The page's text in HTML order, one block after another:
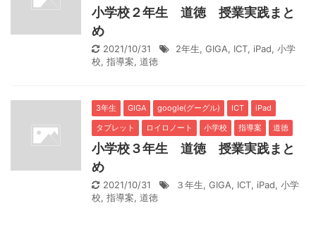
小学校２年生 道徳 授業実践まと
め
2021/10/31 2年生, GIGA, ICT, iPad, 小学
校, 指導案, 道徳
3年生 GIGA google(グーグル) ICT
iPad
タブレット
ロイロノート 小学校 指導案 道徳
小学校３年生 道徳 授業実践まと
め
2021/10/31 ３年生, GIGA, ICT, iPad, 小学
校, 指導案, 道徳